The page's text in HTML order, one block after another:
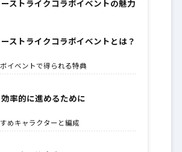
ストライクコラボイベントの魅力
ストライクコラボイベントとは？
イベントで得られる特典
率的に進めるために
めキャラクターと編成